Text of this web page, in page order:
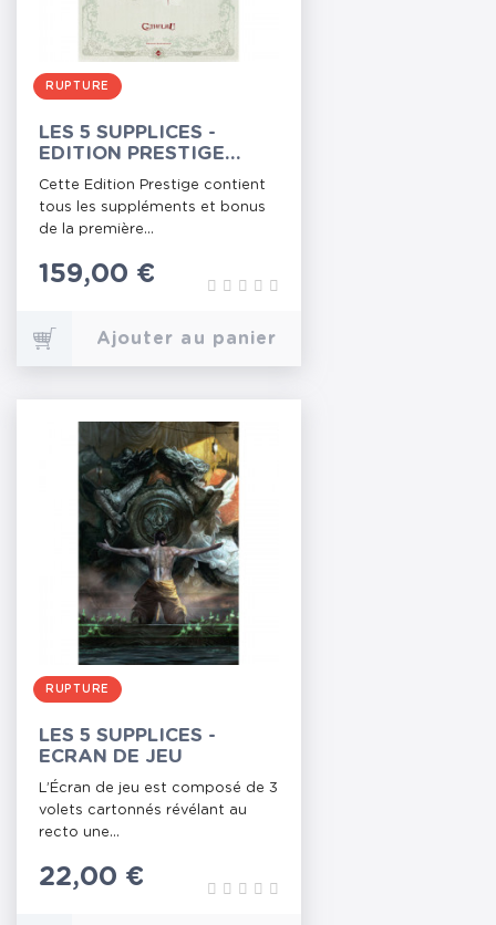
RUPTURE
LES 5 SUPPLICES -
EDITION PRESTIGE
LUMIÈRE
Cette Edition Prestige contient
tous les suppléments et bonus
de la première...
Prix
159,00 €
Ajouter au panier
RUPTURE
LES 5 SUPPLICES -
ECRAN DE JEU
L’Écran de jeu est composé de 3
volets cartonnés révélant au
recto une...
Prix
22,00 €